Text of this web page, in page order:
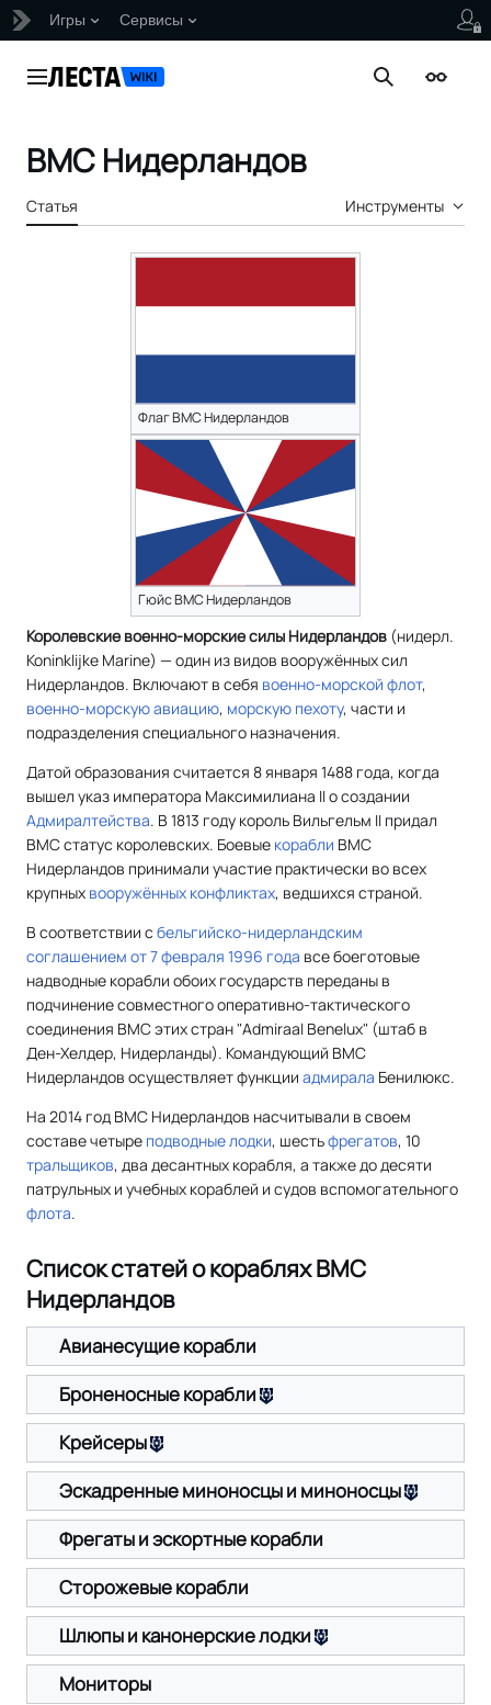
Игры Сервисы
Главное меню Поиск
ВМС Нидерландов
Статья Инструменты
Флаг ВМС Нидерландов
Гюйс ВМС Нидерландов
Королевские военно-морские силы Нидерландов (нидерл.
Koninklijke Marine) — один из видов вооружённых сил
Нидерландов. Включают в себя военно-морской флот,
военно-морскую авиацию, морскую пехоту, части и
подразделения специального назначения.
Датой образования считается 8 января 1488 года, когда
вышел указ императора Максимилиана II о создании
Адмиралтейства. В 1813 году король Вильгельм II придал
ВМС статус королевских. Боевые корабли ВМС
Нидерландов принимали участие практически во всех
крупных вооружённых конфликтах, ведшихся страной.
В соответствии с бельгийско-нидерландским
соглашением от 7 февраля 1996 года все боеготовые
надводные корабли обоих государств переданы в
подчинение совместного оперативно-тактического
соединения ВМС этих стран "Admiraal Benelux" (штаб в
Ден-Хелдер, Нидерланды). Командующий ВМС
Нидерландов осуществляет функции адмирала Бенилюкс.
На 2014 год ВМС Нидерландов насчитывали в своем
составе четыре подводные лодки, шестьфрегатов, 10
тральщиков, два десантных корабля, а также до десяти
патрульных и учебных кораблей и судов вспомогательного
флота.
Список статей о кораблях ВМС
Нидерландов
Авианесущие корабли
Броненосные корабли
Крейсеры
Эскадренные миноносцы и миноносцы
Фрегаты и эскортные корабли
Сторожевые корабли
Шлюпы и канонерские лодки
Мониторы